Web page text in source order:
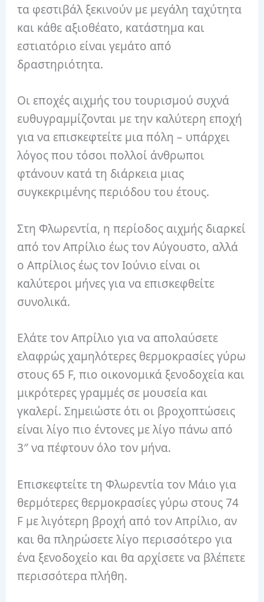
τα φεστιβάλ ξεκινούν με μεγάλη ταχύτητα
και κάθε αξιοθέατο, κατάστημα και
εστιατόριο είναι γεμάτο από
δραστηριότητα.
Οι εποχές αιχμής του τουρισμού συχνά
ευθυγραμμίζονται με την καλύτερη εποχή
για να επισκεφτείτε μια πόλη – υπάρχει
λόγος που τόσοι πολλοί άνθρωποι
φτάνουν κατά τη διάρκεια μιας
συγκεκριμένης περιόδου του έτους.
Στη Φλωρεντία, η περίοδος αιχμής διαρκεί
από τον Απρίλιο έως τον Αύγουστο, αλλά
ο Απρίλιος έως τον Ιούνιο είναι οι
καλύτεροι μήνες για να επισκεφθείτε
συνολικά.
Ελάτε τον Απρίλιο για να απολαύσετε
ελαφρώς χαμηλότερες θερμοκρασίες γύρω
στους 65 F, πιο οικονομικά ξενοδοχεία και
μικρότερες γραμμές σε μουσεία και
γκαλερί. Σημειώστε ότι οι βροχοπτώσεις
είναι λίγο πιο έντονες με λίγο πάνω από
3″ να πέφτουν όλο τον μήνα.
Επισκεφτείτε τη Φλωρεντία τον Μάιο για
θερμότερες θερμοκρασίες γύρω στους 74
F με λιγότερη βροχή από τον Απρίλιο, αν
και θα πληρώσετε λίγο περισσότερο για
ένα ξενοδοχείο και θα αρχίσετε να βλέπετε
περισσότερα πλήθη.